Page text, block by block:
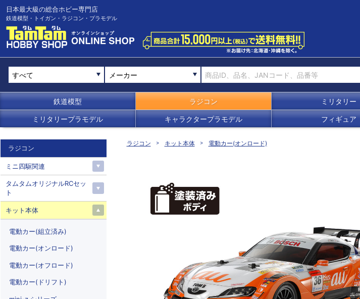
日本最大級の総合ホビー専門店
鉄道模型・トイガン・ラジコン・プラモデル
メーカー
鉄道模型 ラジコン ミリタリー
ミリタリープラモデル キャラクタープラモデル フィギュア
ラジコン キット本体 電動カー(オンロード)
ラジコン
ミニ四駆関連
タムタムオリジナルRCセッ
ト
キット本体
電動カー(組立済み)
電動カー(オンロード)
電動カー(オフロード)
電動カー(ドリフト)